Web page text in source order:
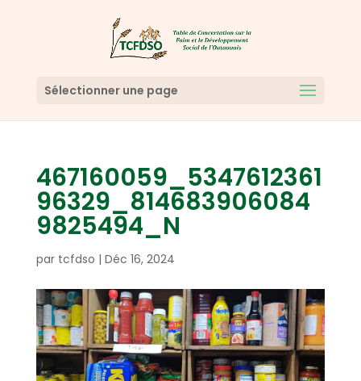
Sélectionner une page
467160059_5347612361
96329_814683906084
9825494_N
par tcfdso | Déc 16, 2024